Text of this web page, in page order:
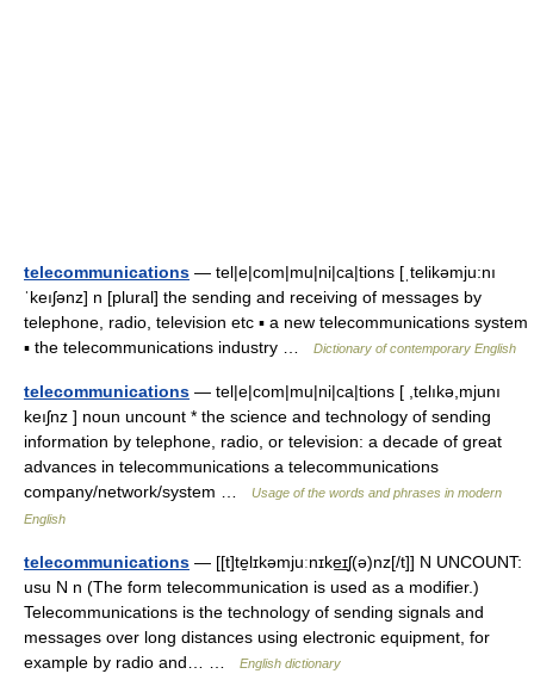
telecommunications — tel|e|com|mu|ni|ca|tions [ˌtelikəmju:nı
ˈkeıʃənz] n [plural] the sending and receiving of messages by
telephone, radio, television etc ▪ a new telecommunications system
▪ the telecommunications industry …
Dictionary of contemporary English
telecommunications — tel|e|com|mu|ni|ca|tions [ ,telıkə,mjunı
keıʃnz ] noun uncount * the science and technology of sending
information by telephone, radio, or television: a decade of great
advances in telecommunications a telecommunications
company/network/system …
Usage of the words and phrases in modern
English
telecommunications — [[t]te̱lɪkəmjuːnɪke͟ɪʃ(ə)nz[/t]] N UNCOUNT:
usu N n (The form telecommunication is used as a modifier.)
Telecommunications is the technology of sending signals and
messages over long distances using electronic equipment, for
example by radio and… …
English dictionary